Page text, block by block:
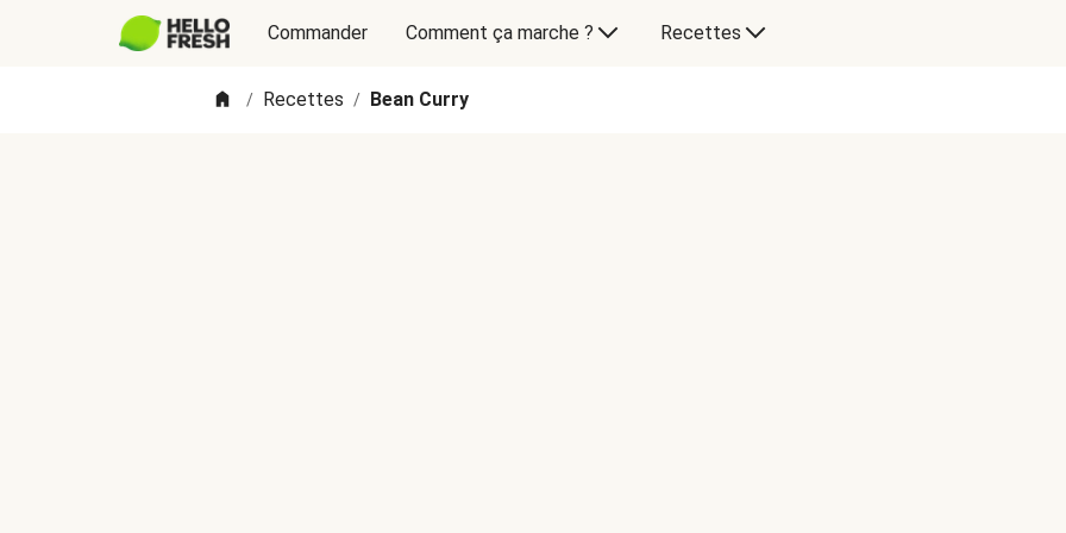
Commander Comment ça marche ? Recettes
/ Recettes / Bean Curry